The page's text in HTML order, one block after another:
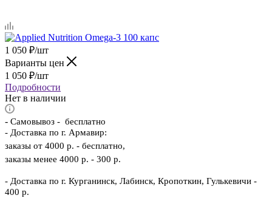
1 050 ₽/шт
Варианты цен
1 050 ₽/шт
Подробности
Нет в наличии
- Самовывоз - бесплатно
- Доставка по г. Армавир:
заказы от 4000 р. - бесплатно,
заказы менее 4000 р. - 300 р.
- Доставка по г. Курганинск, Лабинск, Кропоткин, Гулькевичи -
400 р.